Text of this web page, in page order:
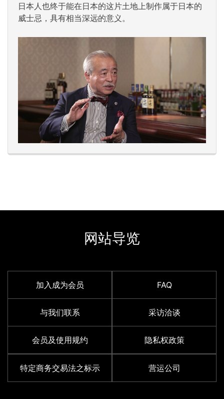
日本人也终于能在日本的这片土地上制作属于日本的
威士忌，具有相当深远的意义。
网站导览
加入成为会员 FAQ
与我们联系 采访洽谈
会员及使用规约 隐私权政策
特定商务交易法之标示 营运公司